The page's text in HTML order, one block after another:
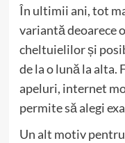
În ultimii ani, tot
variantă deoarece
cheltuielilor și
de la o lună la
apeluri, internet
permite să alegi
Un alt motiv